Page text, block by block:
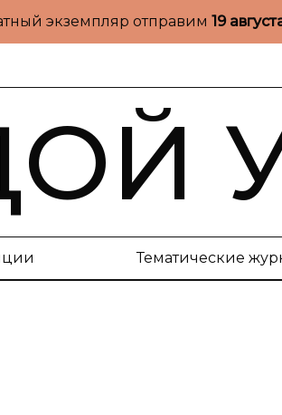
экземпляр отправим 19
Тематические